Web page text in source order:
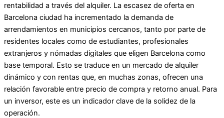
rentabilidad a través del alquiler. La escasez de oferta en
Barcelona ciudad ha incrementado la demanda de
arrendamientos en municipios cercanos, tanto por parte de
residentes locales como de estudiantes, profesionales
extranjeros y nómadas digitales que eligen Barcelona como
base temporal. Esto se traduce en un mercado de alquiler
dinámico y con rentas que, en muchas zonas, ofrecen una
relación favorable entre precio de compra y retorno anual. Para
un inversor, este es un indicador clave de la solidez de la
operación.